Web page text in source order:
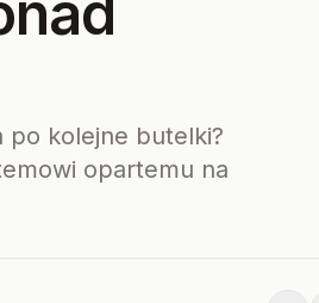
po kolejne butelki?
opartemu na